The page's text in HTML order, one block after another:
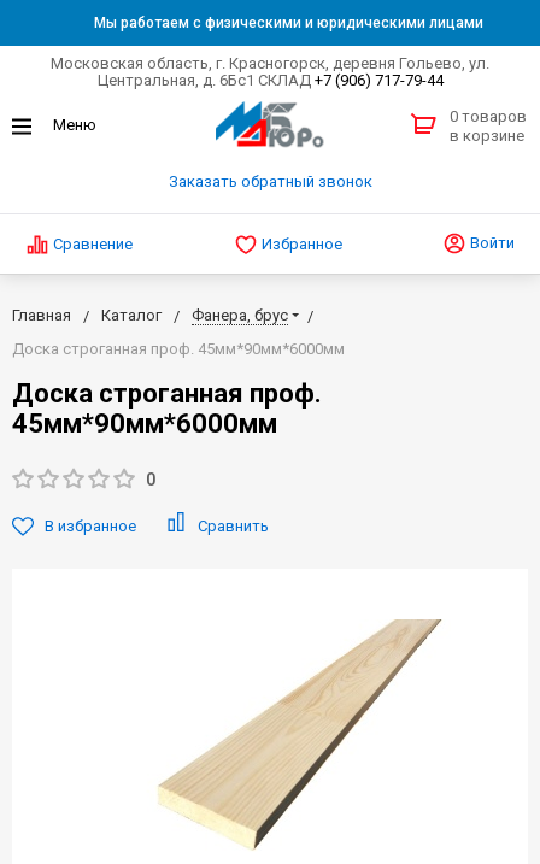
Мы работаем с физическими и юридическими лицами
Московская область, г. Красногорск, деревня Гольево, ул.
Центральная, д. 6Бс1 СКЛАД +7 (906) 717-79-44
Заказать обратный звонок
0 товаров
в корзине
Сравнение Избранное Войти
Главная Каталог
Фанера, брус
Доска строганная проф. 45мм*90мм*6000мм
Доска строганная проф.
45мм*90мм*6000мм
0
В избранное Сравнить